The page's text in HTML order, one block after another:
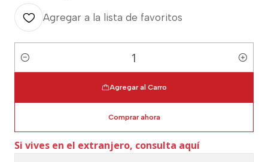
Agregar a la lista de favoritos
Cantidad
Agregar al Carro
Comprar ahora
Si vives en el extranjero, consulta aquí